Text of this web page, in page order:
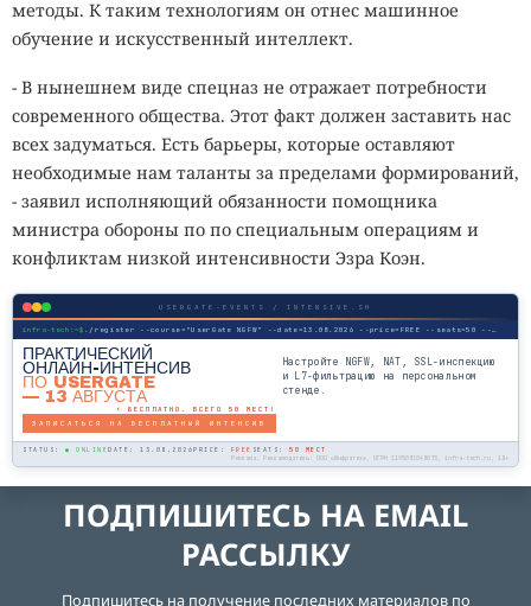
методы. К таким технологиям он отнес машинное
обучение и искусственный интеллект.
- В нынешнем виде спецназ не отражает потребности
современного общества. Этот факт должен заставить нас
всех задуматься. Есть барьеры, которые оставляют
необходимые нам таланты за пределами формирований,
- заявил исполняющий обязанности помощника
министра обороны по по специальным операциям и
конфликтам низкой интенсивности Эзра Коэн.
USERGATE-EVENTS / INTENSIVE.SH
infra-tech:~$ ./register --course="UserGate NGFW" --date=13.08.2026 --price=FREE --seats=50 --mode=online
ПРАКТИЧЕСКИЙ
ОНЛАЙН-ИНТЕНСИВ
ПО USERGATE
— 13 АВГУСТА
Настройте NGFW, NAT, SSL-инспекцию
и L7-фильтрацию на персональном
стенде.
⚡ БЕСПЛАТНО. ВСЕГО 50 МЕСТ!
ЗАПИСАТЬСЯ НА БЕСПЛАТНЫЙ ИНТЕНСИВ
STATUS: ● ONLINEDATE: 13.08.2026PRICE: FREE SEATS: 50 МЕСТ
Реклама. Рекламодатель: ООО «Инфратех», ОГРН 1195081048073, infra-tech.ru, 18+
ПОДПИШИТЕСЬ НА EMAIL
РАССЫЛКУ
Подпишитесь на получение последних материалов по